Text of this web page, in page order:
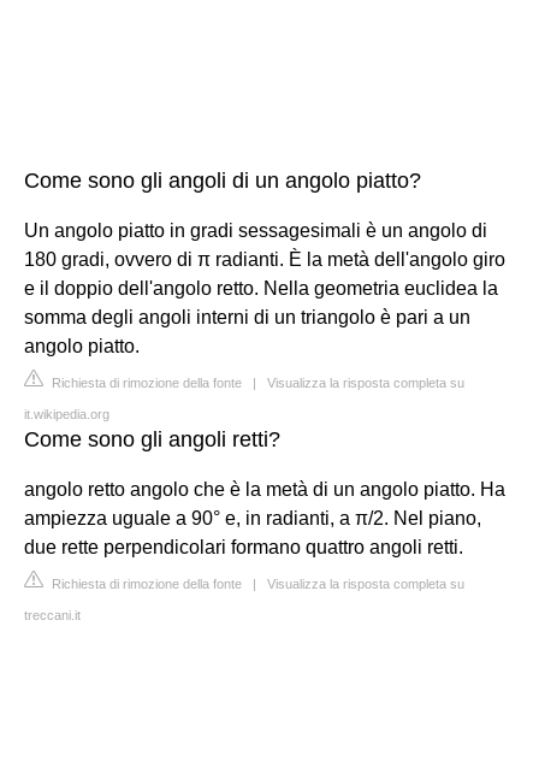
Come sono gli angoli di un angolo piatto?
Un angolo piatto in gradi sessagesimali è un angolo di
180 gradi, ovvero di π radianti. È la metà dell'angolo giro
e il doppio dell'angolo retto. Nella geometria euclidea la
somma degli angoli interni di un triangolo è pari a un
angolo piatto.
Richiesta di rimozione della fonte | Visualizza la risposta completa su
it.wikipedia.org
Come sono gli angoli retti?
angolo retto angolo che è la metà di un angolo piatto. Ha
ampiezza uguale a 90° e, in radianti, a π/2. Nel piano,
due rette perpendicolari formano quattro angoli retti.
Richiesta di rimozione della fonte | Visualizza la risposta completa su
treccani.it